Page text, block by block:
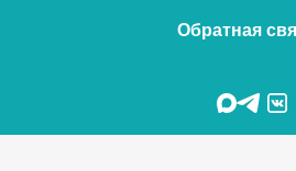
Обратная